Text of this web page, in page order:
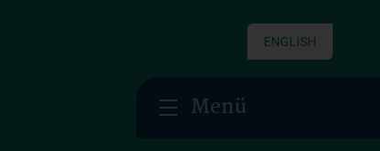
ENGLISH
Menü